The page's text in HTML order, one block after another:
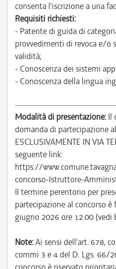
consenta l’iscrizione a una
Requisiti richiesti:
- Patente di guida di
provvedimenti di revoca e/o
validità;
- Conoscenza dei sistemi
- Conoscenza della lingua
Modalità di presentazione: Il
domanda di partecipazione
ESCLUSIVAMENTE IN VIA
seguente link:
https://
concorso-Istruttore-
Il termine perentorio per
partecipazione al concorso
giugno 2026 ore 12.00 (vedi
Note:Ai sensi dell’art. 678,
commi 3 e 4 del D. Lgs. 66/